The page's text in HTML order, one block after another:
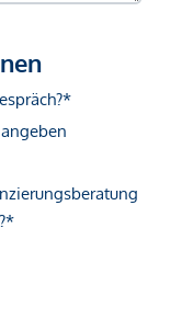
hin, dass die
lediglich
und daher ohne